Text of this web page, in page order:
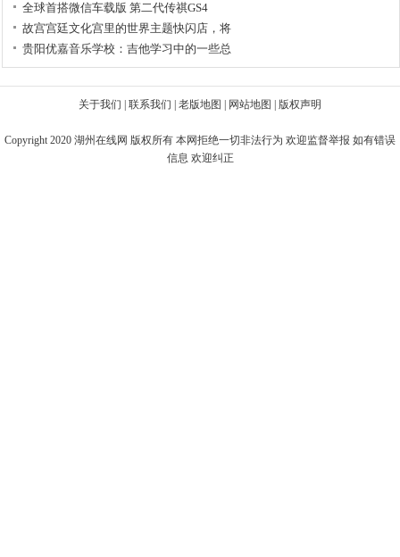
全球首搭微信车载版 第二代传祺GS4
故宫宫廷文化宫里的世界主题快闪店，将
贵阳优嘉音乐学校：吉他学习中的一些总
关于我们 联系我们 老版地图 网站地图 版权声明
Copyright 2020 湖州在线网 版权所有 本网拒绝一切非法行为 欢迎监督举报 如有错误
信息 欢迎纠正